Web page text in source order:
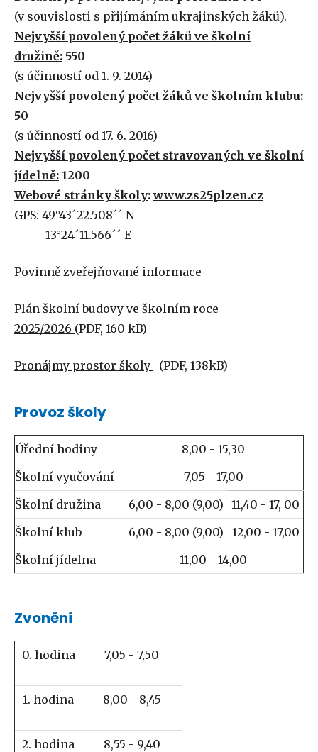
(v souvislosti s přijímáním ukrajinských žáků).
Nejvyšší povolený počet žáků ve školní
družině: 550
(s účinností od 1. 9. 2014)
Nejvyšší povolený počet žáků ve školním klubu:
50
(s účinností od 17. 6. 2016)
Nejvyšší povolený počet stravovaných ve školní
jídelně: 1200
Webové stránky školy:www.zs25plzen.cz
GPS: 49°43´22.508´´ N
13°24´11.566´´ E
Povinně zveřejňované informace
Plán školní budovy ve školním roce
2025/2026 (PDF, 160 kB)
Pronájmy prostor školy (PDF, 138kB)
Provoz školy
Úřední hodiny
8,00 - 15,30
Školní vyučování
7,05 - 17,00
Školní družina
6,00 - 8,00 (9,00) 11,40 - 17, 00
Školní klub
6,00 - 8,00 (9,00)
12,00 - 17,00
Školní jídelna
11,00 - 14,00
Zvonění
0. hodina 7,05 - 7,50
1. hodina 8,00 - 8,45
2. hodina 8,55 - 9,40